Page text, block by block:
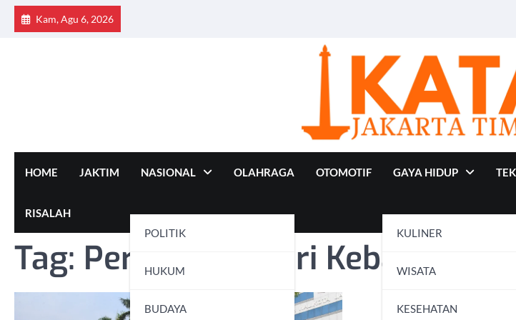
Skip
Kam, Agu 6, 2026
HOME JAKTIM NASIONAL
POLITIK
HUKUM
BUDAYA
OLAHRAGA OTOMOTIF GAYA HIDUP
KULINER
WISATA
KESEHATAN
RISALAH
Tag: Peringatan Hari